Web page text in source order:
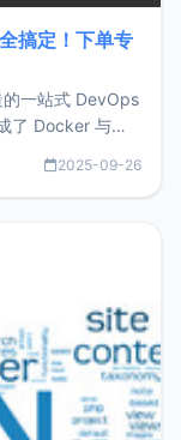
搞定！下单专
一站式 DevOps
了 Docker 与常
维与数据库操
2025-09-26